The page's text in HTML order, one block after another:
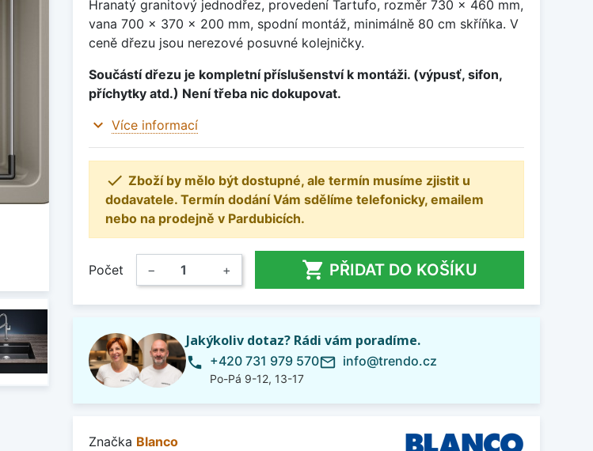
Hranatý granitový jednodřez, provedení Tartufo, rozměr 730 x 460 mm,
vana 700 x 370 x 200 mm, spodní montáž, minimálně 80 cm skříňka. V
ceně dřezu jsou nerezové posuvné kolejničky.
Součástí dřezu je kompletní příslušenství k montáži. (výpusť, sifon,
příchytky atd.) Není třeba nic dokupovat.
expand_more Více informací
 Zboží by mělo být dostupné, ale termín musíme zjistit u
dodavatele. Termín dodání Vám sdělíme telefonicky, emailem
nebo na prodejně v Pardubicích.
Počet − +  PŘIDAT DO KOŠÍKU
Jakýkoliv dotaz? Rádi vám poradíme.
phone +420 731 979 570
Po-Pá 9-12, 13-17
mail_outline info@trendo.cz
Značka Blanco